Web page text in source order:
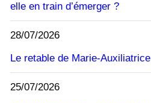
elle en train d’émerger ?
28/07/2026
Le retable de Marie-Auxiliatrice
25/07/2026